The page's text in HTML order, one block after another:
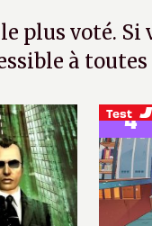
plus voté. Si
à
4
Test
34 votes